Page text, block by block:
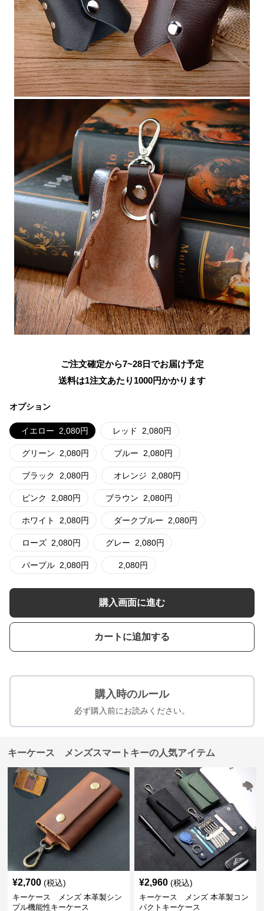
ご注文確定から7~28日でお届け予定
送料は1注文あたり 1000円かかります
オプション
イエロー 2,080円 レッド 2,080円
グリーン 2,080円 ブルー 2,080円
ブラック 2,080円 オレンジ 2,080円
ピンク 2,080円 ブラウン 2,080円
ホワイト 2,080円 ダークブルー 2,080円
ローズ 2,080円 グレー 2,080円
パープル 2,080円 2,080円
購入画面に進む
カートに追加する
購入時のルール
必ず購入前にお読みください。
キーケース メンズスマートキーの人気アイテム
¥2,700 (税込)
キーケース メンズ 本革製シン
プル機能性キーケース
¥2,960 (税込)
キーケース メンズ 本革製コン
パクトキーケース